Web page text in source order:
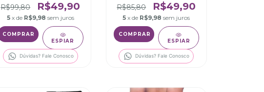
R$99,80
R$49,90
5 x de R$9,98 sem juros
ESPIAR
Dúvidas? Fale Conosco
R$85,80 R$49,90
5 x de R$9,98 sem juros
ESPIAR
Dúvidas? Fale Conosco